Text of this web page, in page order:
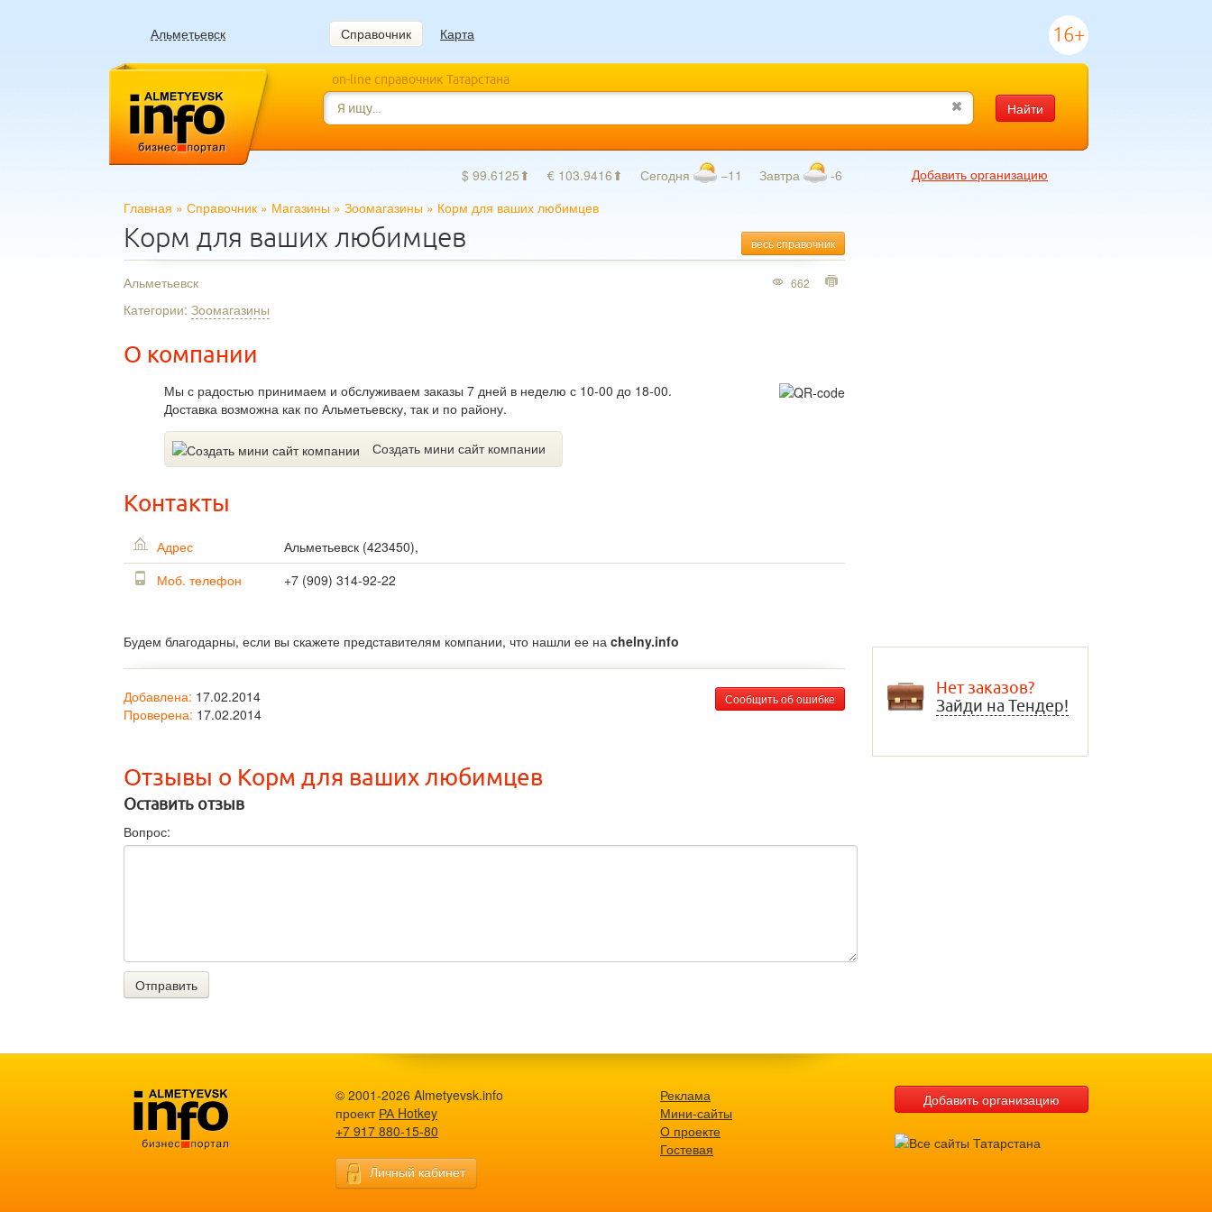
Альметьевск Справочник Карта 16+
on-line справочник Татарстана
Найти
$ 99.6125⬆ € 103.9416⬆ Сегодня −11 Завтра -6
Добавить организацию
Главная » Справочник » Магазины » Зоомагазины » Корм для ваших любимцев
весь справочник
Корм для ваших любимцев
Альметьевск
Категории: Зоомагазины
О компании
Мы с радостью принимаем и обслуживаем заказы 7 дней в неделю с 10-00 до 18-00.
Доставка возможна как по Альметьевску, так и по району.
Создать мини сайт компании
662
Контакты
Адрес Альметьевск (423450),
Моб. телефон
+7 (909) 314-92-22
Будем благодарны, если вы скажете представителям компании, что нашли ее на chelny.info
Сообщить об ошибке
Добавлена: 17.02.2014
Проверена: 17.02.2014
Отзывы о Корм для ваших любимцев
Оставить отзыв
Вопрос:
Отправить
Нет заказов?
Зайди на Тендер!
© 2001-2026 Almetyevsk.info
проект РА Hotkey
+7 917 880-15-80
Личный кабинет
Реклама
Мини-сайты
О проекте
Гостевая
Добавить организацию